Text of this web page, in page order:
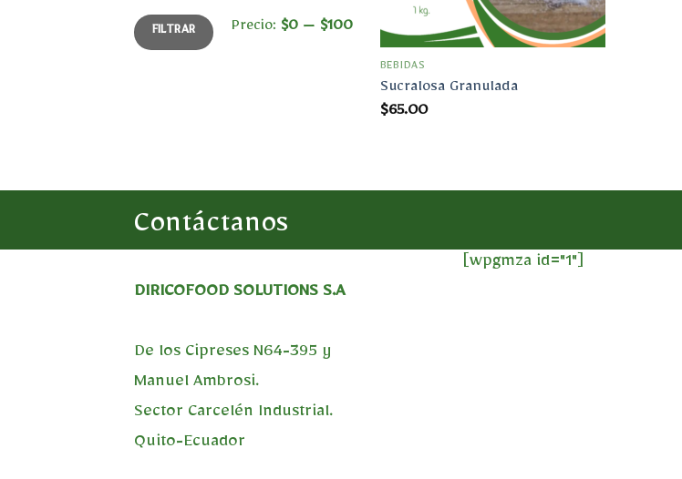
Precio
mínimo
Precio
máximo
FILTRAR Precio: $0 — $100
BEBIDAS
Sucralosa Granulada
$65.00
Contáctanos
DIRICOFOOD SOLUTIONS S.A
De los Cipreses N64-395 y
Manuel Ambrosi.
Sector Carcelén Industrial.
Quito-Ecuador
[wpgmza id="1"]